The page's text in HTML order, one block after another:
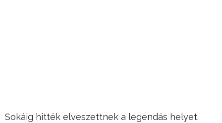
Sokáig hitték elveszettnek a legendás helyet.